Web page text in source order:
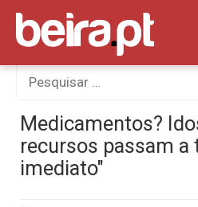
Skip
content
Procurar
por:
Medicamentos?
recursos passam a
imediato"